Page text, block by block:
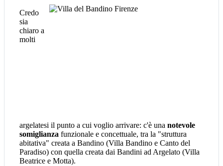
Credo
sia
chiaro a
molti
argelatesi il punto a cui voglio arrivare: c'è una notevole
somiglianza funzionale e concettuale, tra la "struttura
abitativa" creata a Bandino (Villa Bandino e Canto del
Paradiso) con quella creata dai Bandini ad Argelato (Villa
Beatrice e Motta).